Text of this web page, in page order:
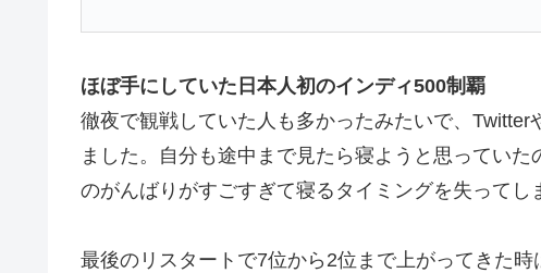
ほぼ手にしていた日本人初のインディ500制覇
徹夜で観戦していた人も多かったみたいで、
ました。自分も途中まで見たら寝ようと思ってい
のがんばりがすごすぎて寝るタイミングを失ってし
最後のリスタートで7位から2位まで上がってきた